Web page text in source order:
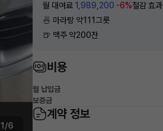
1/6
월 대여료 1,989,200 -6%절감 효과
🍜 마라탕 약111그릇
🍺 맥주 약200잔
비용
월 납입금
보증금
계약 정보